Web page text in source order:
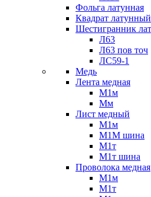
Фольга латунная
Квадрат латунный
Шестигранник
Л63
Л63 пов точ
ЛС59-1
Медь
Лента медная
М1м
Мм
Лист медный
М1м
М1М шина
М1т
М1т шина
Проволока медная
М1м
М1т